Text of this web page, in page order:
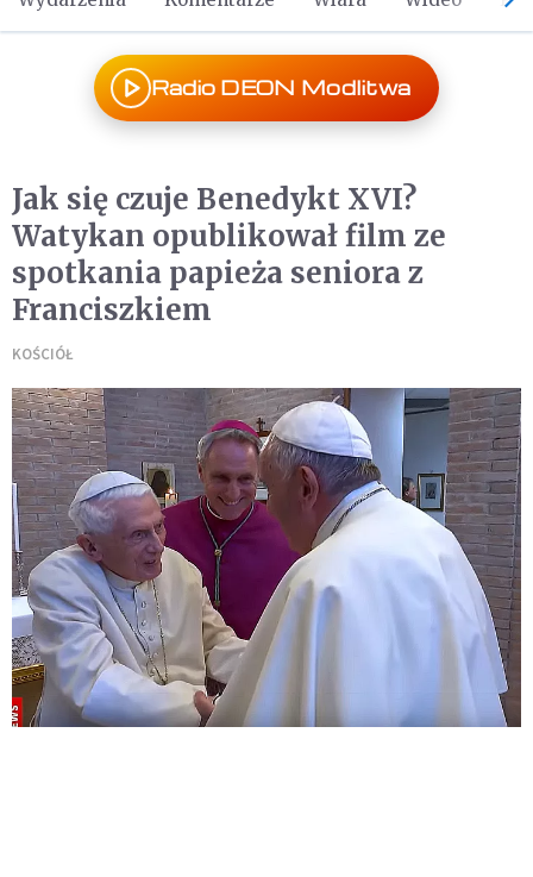
Radio DEON Modlitwa
Jak się czuje Benedykt XVI?
Watykan opublikował film ze
spotkania papieża seniora z
Franciszkiem
KOŚCIÓŁ